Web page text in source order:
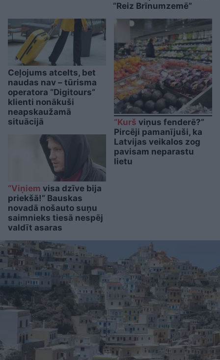
“Reiz Brīnumzemē”
Ceļojums atcelts, bet
naudas nav – tūrisma
operatora “Digitours”
klienti nonākuši
neapskaužamā
situācijā
“Viņiem visa dzīve bija
priekšā!” Bauskas
novadā nošauto suņu
saimnieks tiesā nespēj
valdīt asaras
“Kurš viņus fenderē?”
Pircēji pamanījuši, ka
Latvijas veikalos zog
pavisam neparastu
lietu